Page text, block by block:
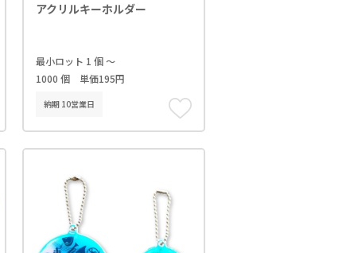
アクリルキーホルダー
最小ロット 1 個 ～
1000 個 単価195円
納期 10営業日